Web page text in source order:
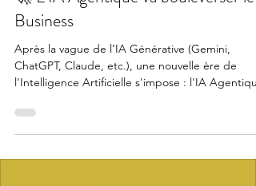
🚀 L’IA Agentique va bouleverser le
Business
Après la vague de l’IA Générative (Gemini,
l'Intelligence Artificielle s'impose : l'IA